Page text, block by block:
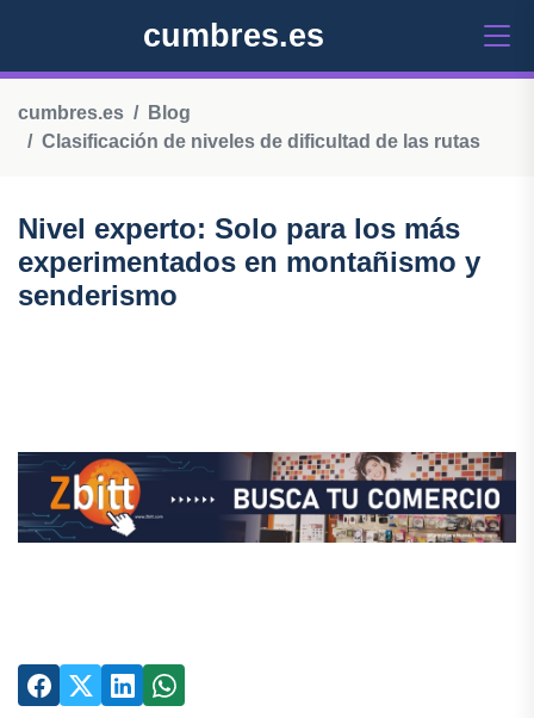
cumbres.es
cumbres.es
Blog
Clasificación de niveles de dificultad de las rutas
Nivel experto: Solo para los más
experimentados en montañismo y
senderismo